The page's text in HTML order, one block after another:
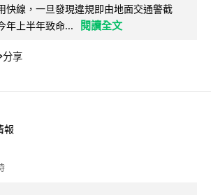
快線，一旦發現違規即由地面交通警截
年上半年致命...
閱讀全文
分享
報